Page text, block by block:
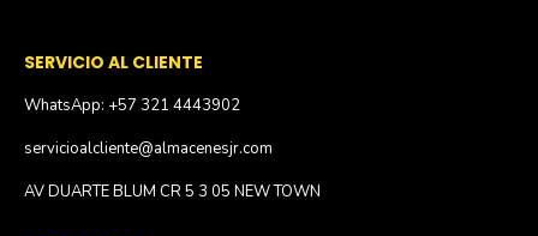
SERVICIO AL CLIENTE
WhatsApp: +57 321 4443902
servicioalcliente@almacenesjr.com
AV DUARTE BLUM CR 5 3 05 NEW TOWN